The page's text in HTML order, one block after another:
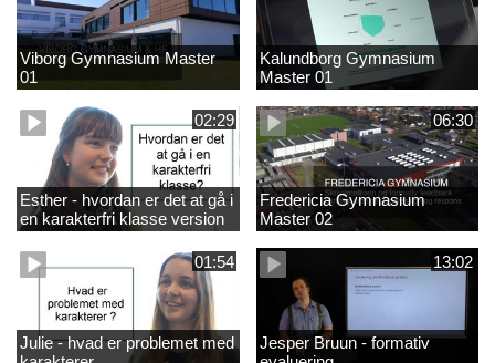
Viborg Gymnasium Master
01
Kalundborg Gymnasium
Master 01
02:29
Esther - hvordan er det at gå i
en karakterfri klasse version
4
06:30
Fredericia Gymnasium
Master 02
01:54
Julie - hvad er problemet med
13:02
Jesper Bruun - formativ